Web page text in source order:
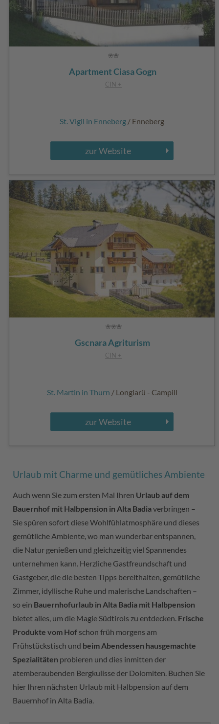
Apartment Ciasa Gogn
CIN +
St. Vigil in Enneberg / Enneberg
zur Website
Gscnara Agriturism
CIN +
St. Martin in Thurn / Longiarü - Campill
zur Website
Urlaub mit Charme und gemütliches Ambiente
Auch wenn Sie zum ersten Mal Ihren Urlaub auf dem
Bauernhof mit Halbpension in Alta Badiaverbringen –
Sie spüren sofort diese Wohlfühlatmosphäre und dieses
gemütliche Ambiente, wo man wunderbar entspannen,
die Natur genießen und gleichzeitig viel Spannendes
unternehmen kann. Herzliche Gastfreundschaft und
Gastgeber, die die besten Tipps bereithalten, gemütliche
Zimmer, idyllische Ruhe und malerische Landschaften –
so ein Bauernhofurlaub in Alta Badia mit Halbpension
bietet alles, um die Magie Südtirols zu entdecken. Frische
Produkte vom Hof schon früh morgens am
Frühstückstisch und beim Abendessen hausgemachte
Spezialitäten probieren und dies inmitten der
atemberaubenden Bergkulisse der Dolomiten. Buchen Sie
hier Ihren nächsten Urlaub mit Halbpension auf dem
Bauernhof in Alta Badia.